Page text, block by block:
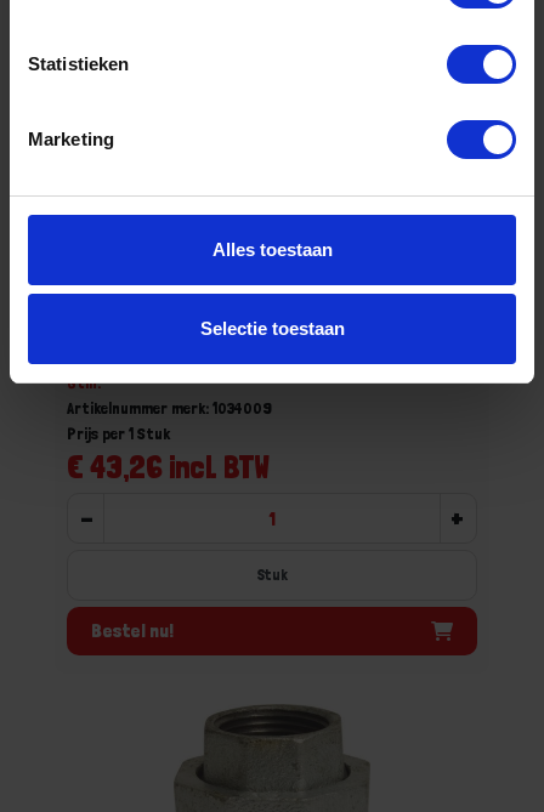
Statistieken
Marketing
Alles toestaan
Selectie toestaan
PROFEC Koppeling conisch nr.340 gietijzer
VZ 2" binnendraad 25bar DVGW
Gtin:
Artikelnummer merk: 1034009
€ 43,26 incl. BTW
Prijs per 1 Stuk
- +
Stuk
Bestel nu!